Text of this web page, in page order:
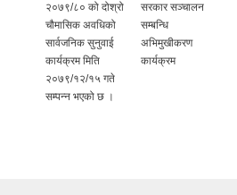
२०७९/८० को दोश्रो
चौमासिक अवधिको
सार्वजनिक सुनुवाई
कार्यक्रम मिति
२०७९/१२/१५ गते
सम्पन्न भएको छ ।
सरकार सञ्चालन
सम्बन्धि
अभिमुखीकरण
कार्यक्रम